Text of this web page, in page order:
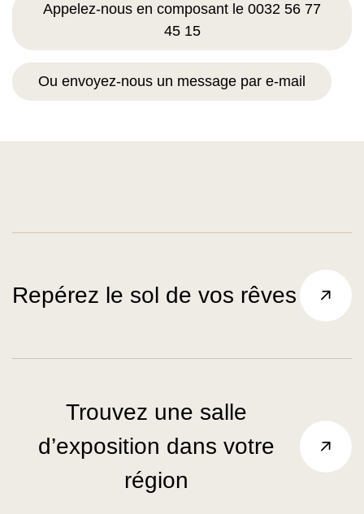
Appelez-nous en composant le 0032 56 77
45 15
Ou envoyez-nous un message par e-mail
Repérez le sol de vos rêves
Trouvez une salle
d’exposition dans votre
région